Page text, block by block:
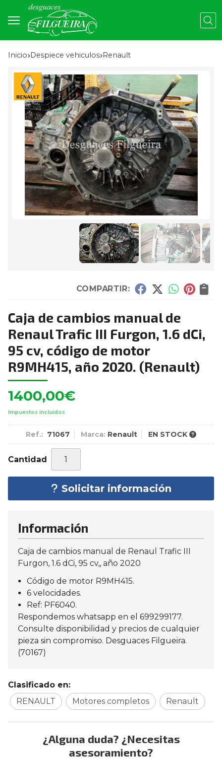
Inicio despiece vehiculos renault
COMPARTIR:
Caja de cambios manual de
Renaul Trafic III Furgon, 1.6 dCi,
95 cv, código de motor
R9MH415, año 2020. (Renault)
1400,00€
Impuestos incluidos
Ref.: 71067 Marca: Renault EN STOCK
Cantidad
Solicitar información
Información
Caja de cambios manual de Renaul Trafic III
Furgon, 1.6 dCi, 95 cv,, año 2020
Código de motor R9MH415.
6 velocidades.
Ref: PF6040.
Respondemos whatsapp en el 699299177.
Consulte disponibilidad y precios de cualquier
pieza sin compromiso. Desguaces Filgueira.
(70167)
Clasificado en:
RENAULT
Motores completos Renault
¿Alguna duda? ¿Necesitas
asesoramiento?